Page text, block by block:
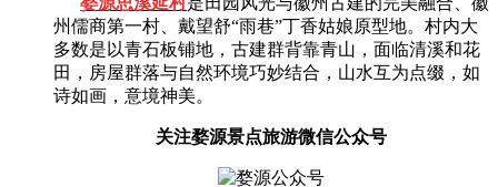
州儒商第一村、戴望舒“雨巷”丁香姑娘原型地。村内大
多数是以青石板铺地，古建群背靠青山，面临清溪和花
田，房屋群落与自然环境巧妙结合，山水互为点缀，如
诗如画，意境神美。
关注婺源景点旅游微信公众号